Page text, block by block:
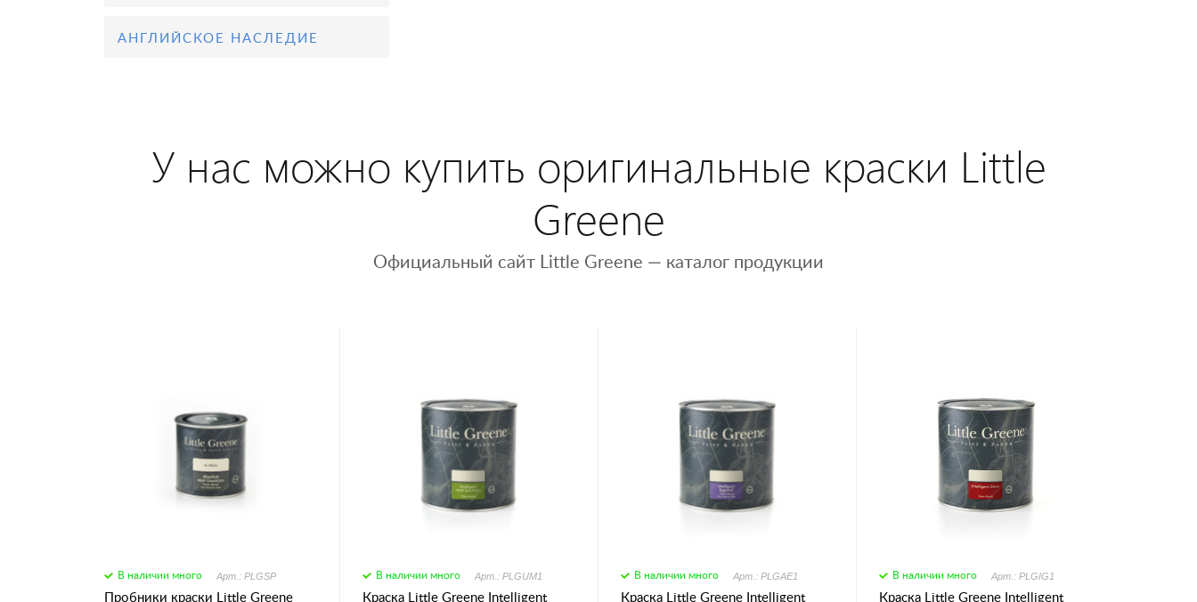
АНГЛИЙСКОЕ НАСЛЕДИЕ
У нас можно купить оригинальные краски Little
Greene
Официальный сайт Little Greene — каталог продукции
В наличии много Арт.: PLGSP
Пробники краски Little Greene
В наличии много Арт.: PLGUM1
Краска Little Greene Intelligent
В наличии много Арт.: PLGAE1
Краска Little Greene Intelligent
В наличии много Арт.: PLGIG1
Краска Little Greene Intelligent